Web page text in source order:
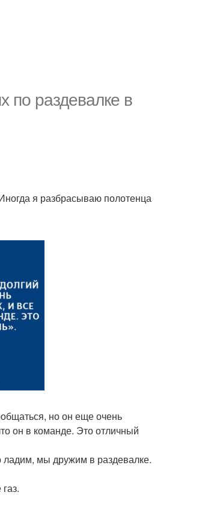
по раздевалке в
я разбрасываю полотенца
но он еще очень
он в команде. Это отличный
ладим, мы дружим в раздевалке.